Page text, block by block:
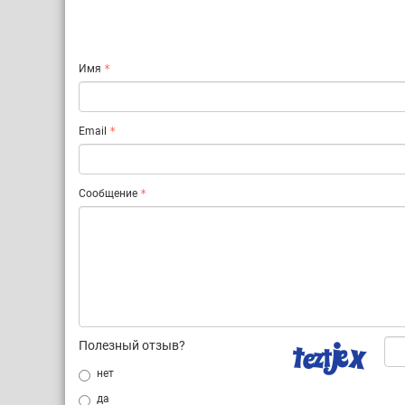
Имя
Email
Сообщение
Полезный отзыв?
нет
да